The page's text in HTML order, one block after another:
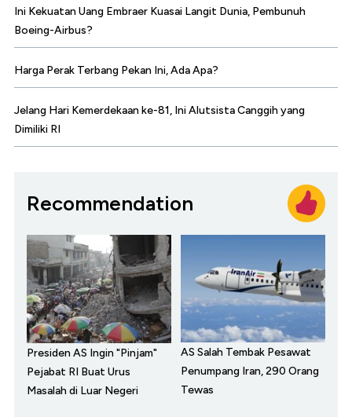
Ini Kekuatan Uang Embraer Kuasai Langit Dunia, Pembunuh
Boeing-Airbus?
Harga Perak Terbang Pekan Ini, Ada Apa?
Jelang Hari Kemerdekaan ke-81, Ini Alutsista Canggih yang
Dimiliki RI
Recommendation
Presiden AS Ingin "Pinjam"
Pejabat RI Buat Urus
Masalah di Luar Negeri
AS Salah Tembak Pesawat
Penumpang Iran, 290 Orang
Tewas